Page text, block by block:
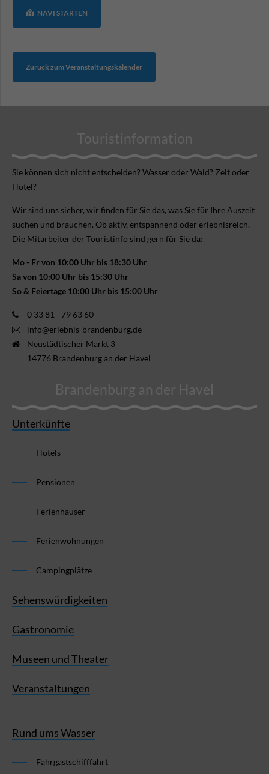
NAVI STARTEN
Zurück zum Veranstaltungskalender
Touristinformation
Sie können sich nicht ent­scheiden? Wasser oder Wald? Zelt oder
Hotel?
Wir sind uns sicher, wir finden für Sie das, was Sie für Ihre Aus­zeit
suchen und brauchen. Ob aktiv, ent­spannend oder erlebnis­reich.
Die Mitarbeiter der Touristinfo sind gern für Sie da:
Mo - Fr von 10:00 Uhr bis 18:30 Uhr
Sa von 10:00 Uhr bis 15:30 Uhr
So & Feiertage 10:00 Uhr bis 15:00 Uhr
0 33 81 - 79 63 60
info@erlebnis-brandenburg.de
Neustädtischer Markt 3
14776 Brandenburg an der Havel
Brandenburg an der Havel
Unterkünfte
Hotels
Pensionen
Ferienhäuser
Ferienwohnungen
Campingplätze
Sehenswürdigkeiten
Gastronomie
Museen und Theater
Veranstaltungen
Rund ums Wasser
Fahrgastschifffahrt